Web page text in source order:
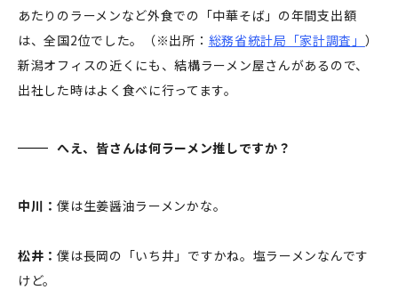
あたりのラーメンなど外食での「中華そば」の年間支出額
は、全国2位でした。（※出所： 総務省統計局「家計調査」 ）
新潟オフィスの近くにも、結構ラーメン屋さんがあるので、
出社した時はよく食べに行ってます。
へえ、皆さんは何ラーメン推しですか？
中川：僕は生姜醤油ラーメンかな。
松井：僕は長岡の「いち井」ですかね。塩ラーメンなんです
けど。